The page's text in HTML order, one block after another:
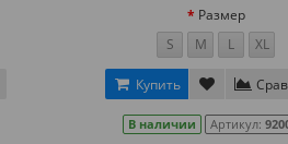
Размер
S
M L XL
Купить
В наличии Артикул: